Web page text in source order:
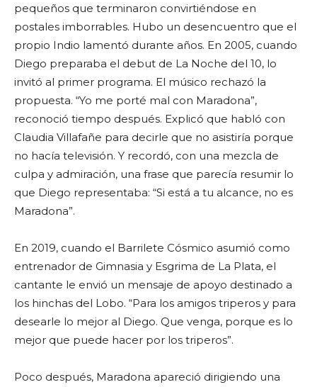
pequeños que terminaron convirtiéndose en
postales imborrables. Hubo un desencuentro que el
propio Indio lamentó durante años. En 2005, cuando
Diego preparaba el debut de La Noche del 10, lo
invitó al primer programa. El músico rechazó la
propuesta. “Yo me porté mal con Maradona”,
reconoció tiempo después. Explicó que habló con
Claudia Villafañe para decirle que no asistiría porque
no hacía televisión. Y recordó, con una mezcla de
culpa y admiración, una frase que parecía resumir lo
que Diego representaba: “Si está a tu alcance, no es
Maradona”.
En 2019, cuando el Barrilete Cósmico asumió como
entrenador de Gimnasia y Esgrima de La Plata, el
cantante le envió un mensaje de apoyo destinado a
los hinchas del Lobo. “Para los amigos triperos y para
desearle lo mejor al Diego. Que venga, porque es lo
mejor que puede hacer por los triperos”.
Poco después, Maradona apareció dirigiendo una